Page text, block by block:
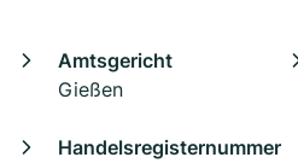
Amtsgericht
Gießen
Handelsregisternummer